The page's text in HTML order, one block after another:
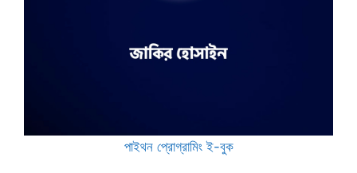
পাইথন প্রোগ্রামিং ই-বুক